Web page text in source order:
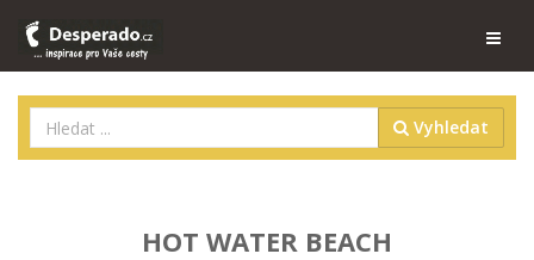
Vyhledat
HOT WATER BEACH